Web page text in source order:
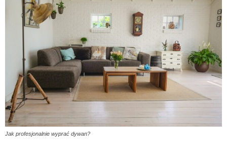
Jak profesjonalnie wyprać dywan?